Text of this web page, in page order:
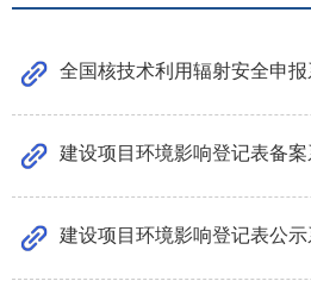
全国核技术利用辐射安全申
建设项目环境影响登记表备
建设项目环境影响登记表公